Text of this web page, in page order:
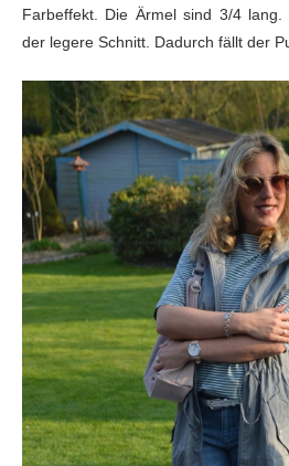
Farbeffekt. Die Ärmel sind 3/4
der legere Schnitt. Dadurch fällt der